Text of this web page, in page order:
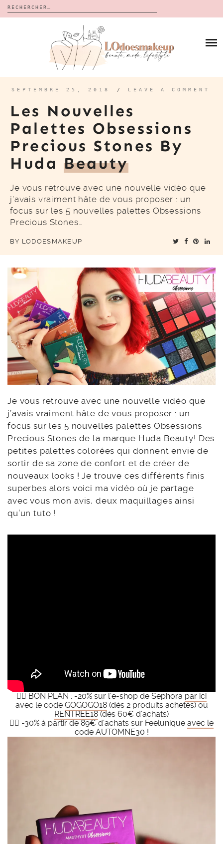
Rechercher :
CALENDRIERS DE L’AVENT
BON PLAN
À PROPOS
CONTACT
SEPTEMBRE 25, 2018 / LEAVE A COMMENT
Les Nouvelles
Palettes Obsessions
Precious Stones By
Huda Beauty
Je vous retrouve avec une nouvelle vidéo que
j’avais vraiment hâte de vous proposer : un
focus sur les 5 nouvelles palettes Obsessions
Precious Stones…
BY LODOESMAKEUP
Je vous retrouve avec une nouvelle vidéo que
j’avais vraiment hâte de vous proposer : un
focus sur les 5 nouvelles palettes Obsessions
Precious Stones de la marque Huda Beauty! Des
petites palettes colorées qui donnent envie de
sortir de sa zone de confort et de créer de
nouveaux looks ! Je trouve ces différents finis
superbes alors voici ma vidéo où je partage
avec vous mon avis, deux maquillages ainsi
qu’un tuto !
👉🏻 BON PLAN : -20% sur l’e-shop de Sephora par ici
avec le code GOGOGO18(dès 2 produits achetés) ou
RENTREE18 (dès 60€ d’achats)
👉🏻 -30% à partir de 89€ d’achats sur Feelunique avec le
code AUTOMNE30 !